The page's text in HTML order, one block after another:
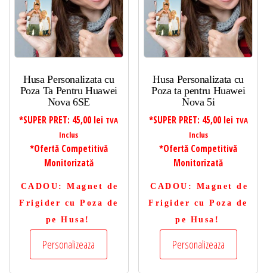
Husa Personalizata cu
Poza Ta Pentru Huawei
Nova 6SE
*SUPER PRET: 45,00 lei TVA
Inclus
*Ofertă Competitivă
Monitorizată
CADOU : Magnet de
Frigider cu Poza de
pe Husa!
Personalizeaza
Husa Personalizata cu
Poza ta pentru Huawei
Nova 5i
*SUPER PRET: 45,00 lei TVA
Inclus
*Ofertă Competitivă
Monitorizată
CADOU : Magnet de
Frigider cu Poza de
pe Husa!
Personalizeaza